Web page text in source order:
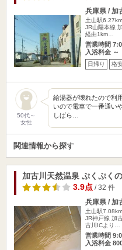
兵庫県 / 加
土山駅6.27km
JR山陽本線
経由1km…
営業時間
入浴料金 ～
日帰り 格
50代～
女性
給湯器が壊れたので利
いので電車で一番通い
しばら…
関連情報から探す
加古川天然温泉 ぷくぷく
3.9点/ 32 件
兵庫県 / 加
土山駅7.08km
JR神戸線 加
古川ICより…
営業時間
入浴料金